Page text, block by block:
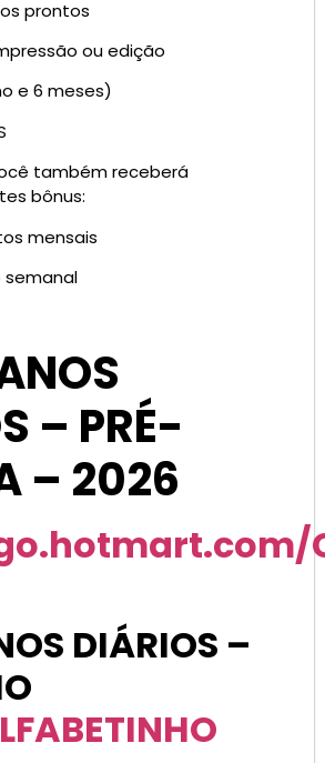
prontos
ou edição
e 6 meses)
também receberá
bônus:
mensais
semanal
– PRÉ-
– 2026
DIÁRIOS –